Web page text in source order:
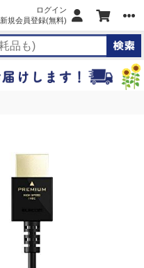
ログイン
新規会員登録(無料)